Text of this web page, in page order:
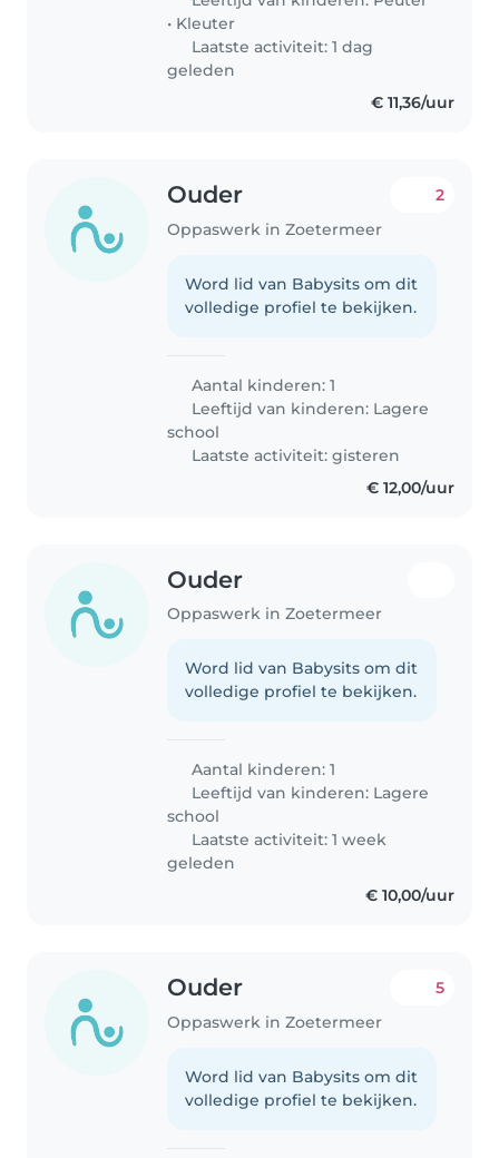
• Kleuter
Laatste activiteit: 1 dag
geleden
€ 11,36/uur
Ouder
Oppaswerk in Zoetermeer
2
Word lid van Babysits om dit
volledige profiel te bekijken.
Aantal kinderen: 1
Leeftijd van kinderen: Lagere
school
Laatste activiteit: gisteren
€ 12,00/uur
Ouder
Oppaswerk in Zoetermeer
Word lid van Babysits om dit
volledige profiel te bekijken.
Aantal kinderen: 1
Leeftijd van kinderen: Lagere
school
Laatste activiteit: 1 week
geleden
€ 10,00/uur
Ouder
Oppaswerk in Zoetermeer
5
Word lid van Babysits om dit
volledige profiel te bekijken.